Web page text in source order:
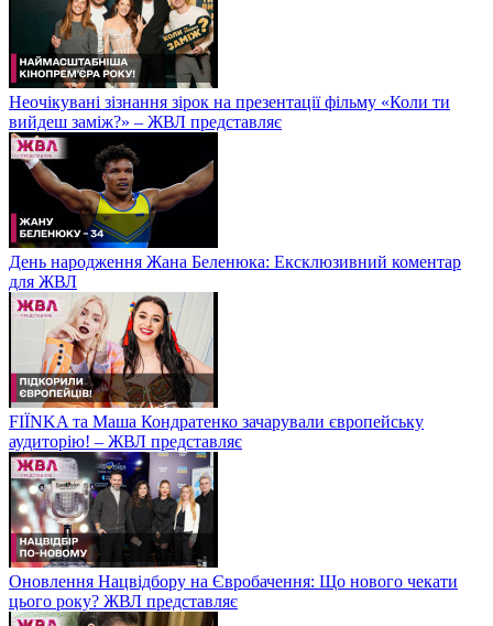
Неочікувані зізнання зірок на презентації фільму «Коли ти
вийдеш заміж?» – ЖВЛ представляє
День народження Жана Беленюка: Ексклюзивний коментар
для ЖВЛ
FIЇNKA та Маша Кондратенко зачарували європейську
аудиторію! – ЖВЛ представляє
Оновлення Нацвідбору на Євробачення: Що нового чекати
цього року? ЖВЛ представляє